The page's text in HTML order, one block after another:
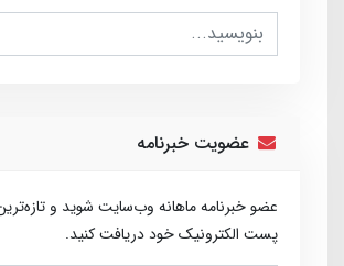
عضویت خبرنامه
عضو خبرنامه ماهانه وب‌سایت شوید و
پست الکترونیک خود دریافت کنید.